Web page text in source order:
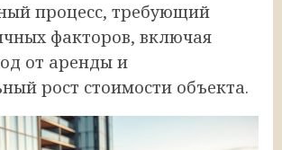
процесс, требующий
факторов, включая
от аренды и
рост стоимости объекта.